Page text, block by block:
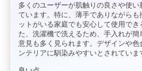
多くのユーザーが肌触りの良さや使い
ています。特に、薄手でありながら
ットがいる家庭でも安心して使用でき
た、洗濯機で洗えるため、手入れが簡
意見も多く見られます。デザインや色
ンテリアに馴染みやすいとされていま